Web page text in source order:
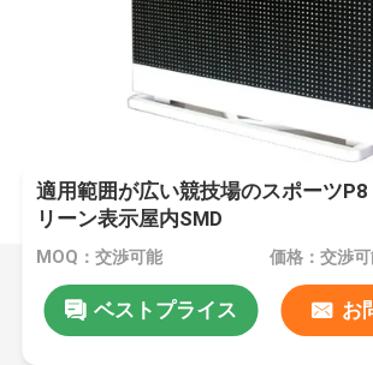
適用範囲が広い競技場のスポーツP8
リーン表示屋内SMD
MOQ：交渉可能 価格：交渉
ベストプライス お